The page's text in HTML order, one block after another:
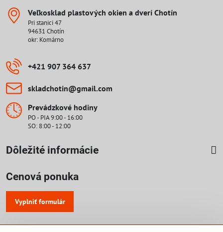
Veľkosklad plastových okien a dverí Chotín
Pri stanici 47
94631 Chotín
okr: Komárno
+421 907 364 637
skladchotin​@gmail​.com
Prevádzkové hodiny
PO - PIA 9:00 - 16:00
SO: 8:00 - 12:00
Dôležité informácie
Cenová ponuka
Vyplniť formulár